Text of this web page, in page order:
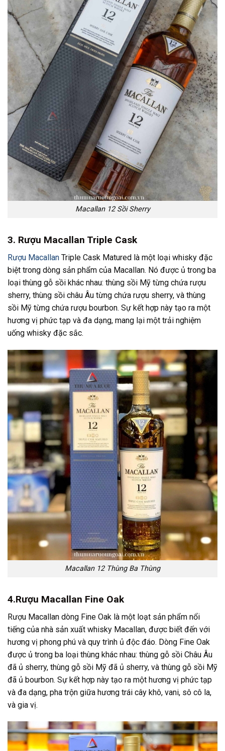
Macallan 12 Sồi Sherry
3. Rượu Macallan Triple Cask
Rượu Macallan Triple Cask Matured là một loại whisky đặc
biệt trong dòng sản phẩm của Macallan. Nó được ủ trong ba
loại thùng gỗ sồi khác nhau: thùng sồi Mỹ từng chứa rượu
sherry, thùng sồi châu Âu từng chứa rượu sherry, và thùng
sồi Mỹ từng chứa rượu bourbon. Sự kết hợp này tạo ra một
hương vị phức tạp và đa dạng, mang lại một trải nghiệm
uống whisky đặc sắc.
Macallan 12 Thùng Ba Thùng
4.Rượu Macallan Fine Oak
Rượu Macallan dòng Fine Oak là một loạt sản phẩm nổi
tiếng của nhà sản xuất whisky Macallan, được biết đến với
hương vị phong phú và quy trình ủ độc đáo. Dòng Fine Oak
được ủ trong ba loại thùng khác nhau: thùng gỗ sồi Châu Âu
đã ủ sherry, thùng gỗ sồi Mỹ đã ủ sherry, và thùng gỗ sồi Mỹ
đã ủ bourbon. Sự kết hợp này tạo ra một hương vị phức tạp
và đa dạng, pha trộn giữa hương trái cây khô, vani, sô cô la,
và gia vị.